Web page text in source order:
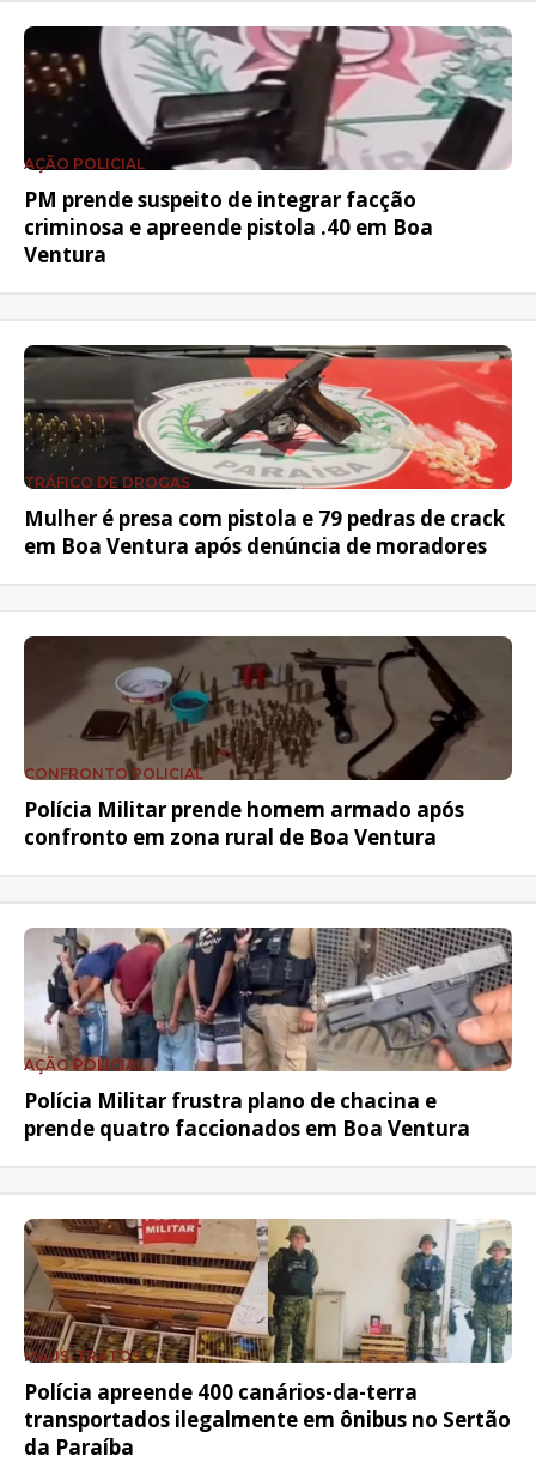
AÇÃO POLICIAL
PM prende suspeito de integrar facção
criminosa e apreende pistola .40 em Boa
Ventura
TRÁFICO DE DROGAS
Mulher é presa com pistola e 79 pedras de crack
em Boa Ventura após denúncia de moradores
CONFRONTO POLICIAL
Polícia Militar prende homem armado após
confronto em zona rural de Boa Ventura
AÇÃO POLICIAL
Polícia Militar frustra plano de chacina e
prende quatro faccionados em Boa Ventura
MAUS-TRATOS
Polícia apreende 400 canários-da-terra
transportados ilegalmente em ônibus no Sertão
da Paraíba